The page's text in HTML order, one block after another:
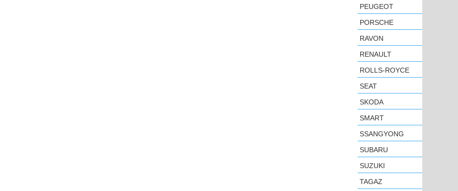
PEUGEOT
PORSCHE
RAVON
RENAULT
ROLLS-ROYCE
SEAT
SKODA
SMART
SSANGYONG
SUBARU
SUZUKI
TAGAZ